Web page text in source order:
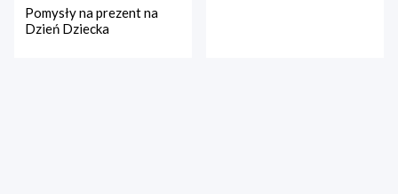
Pomysły na prezent na
Dzień Dziecka